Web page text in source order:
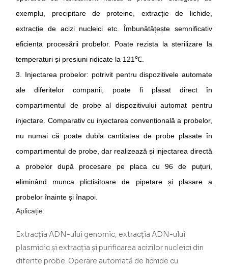
exemplu, precipitare de proteine, extracție de lichide,
extracție de acizi nucleici etc. Îmbunătățește semnificativ
eficiența procesării probelor. Poate rezista la sterilizare la
temperaturi și presiuni ridicate la 121℃.
3. Injectarea probelor: potrivit pentru dispozitivele automate
ale diferitelor companii, poate fi plasat direct în
compartimentul de probe al dispozitivului automat pentru
injectare. Comparativ cu injectarea convențională a probelor,
nu numai că poate dubla cantitatea de probe plasate în
compartimentul de probe, dar realizează și injectarea directă
a probelor după procesare pe placa cu 96 de puțuri,
eliminând munca plictisitoare de pipetare și plasare a
probelor înainte și înapoi.
Aplicație:
Extracția ADN-ului genomic, extracția ADN-ului
plasmidic și extracția și purificarea acizilor nucleici din
diferite probe. Operare automată de lichide cu